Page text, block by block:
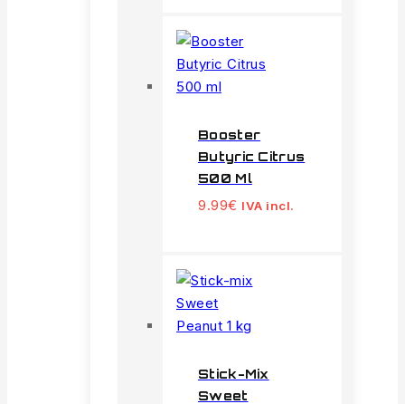
Booster
Butyric Citrus
500 Ml
9.99€ IVA incl.
Stick-Mix
Sweet